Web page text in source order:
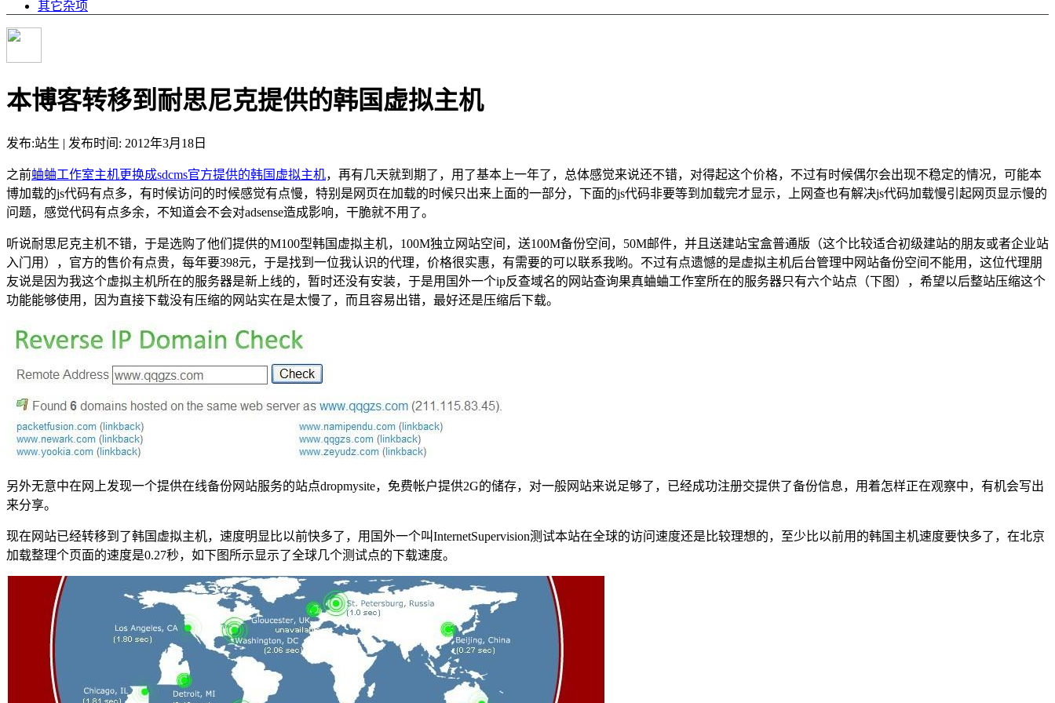
其它杂项
本博客转移到耐思尼克提供的韩国虚拟主机
发布:站生 | 发布时间: 2012年3月18日
之前蛐蛐工作室主机更换成sdcms官方提供的韩国虚拟主机，再有几天就到期了，用了基本上一年了，总体感觉来说还不错，对得起这个价格，不过有时候偶尔会出现不稳定的情况，可能本
博加载的js代码有点多，有时候访问的时候感觉有点慢，特别是网页在加载的时候只出来上面的一部分，下面的js代码非要等到加载完才显示，上网查也有解决js代码加载慢引起网页显示慢的
问题，感觉代码有点多余，不知道会不会对adsense造成影响，干脆就不用了。
听说耐思尼克主机不错，于是选购了他们提供的M100型韩国虚拟主机，100M独立网站空间，送100M备份空间，50M邮件，并且送建站宝盒普通版（这个比较适合初级建站的朋友或者企业站
入门用），官方的售价有点贵，每年要398元，于是找到一位我认识的代理，价格很实惠，有需要的可以联系我哟。不过有点遗憾的是虚拟主机后台管理中网站备份空间不能用，这位代理朋
友说是因为我这个虚拟主机所在的服务器是新上线的，暂时还没有安装，于是用国外一个ip反查域名的网站查询果真蛐蛐工作室所在的服务器只有六个站点（下图），希望以后整站压缩这个
功能能够使用，因为直接下载没有压缩的网站实在是太慢了，而且容易出错，最好还是压缩后下载。
另外无意中在网上发现一个提供在线备份网站服务的站点dropmysite，免费帐户提供2G的储存，对一般网站来说足够了，已经成功注册交提供了备份信息，用着怎样正在观察中，有机会写出
来分享。
现在网站已经转移到了韩国虚拟主机，速度明显比以前快多了，用国外一个叫InternetSupervision测试本站在全球的访问速度还是比较理想的，至少比以前用的韩国主机速度要快多了，在北京
加载整理个页面的速度是0.27秒，如下图所示显示了全球几个测试点的下载速度。